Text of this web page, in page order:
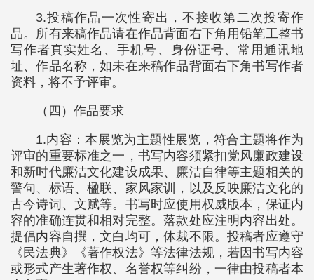
3.投稿作品一次性寄出，不接收第二次投寄作
品。所有来稿作品请在作品背面右下角用铅笔工整书
写作者真实姓名、手机号、身份证号、常用通讯地
址、作品名称，如未在来稿作品背面右下角书写作者
资料，将不予评审。
（四）作品要求
1.内容：本展览为主题性展览，符合主题将作为
评审的重要标准之一，书写内容须紧扣党风廉政建设
和新时代廉洁文化建设成果、廉洁自律等主题相关的
警句、标语、楹联、家风家训，以及反映廉洁文化的
古今诗词、文赋等。书写时应使用权威版本，保证内
容的准确连贯和相对完整。落款处应注明内容出处。
提倡内容自撰，文白均可，体裁不限。投稿者应遵守
《民法典》《著作权法》等法律法规，若因书写内容
或形式产生著作权、名誉权等纠纷，一律由投稿者本